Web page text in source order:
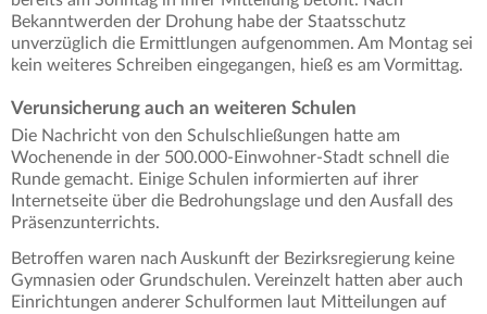
Bekanntwerden der Drohung habe der Staatsschutz
unverzüglich die Ermittlungen aufgenommen. Am Montag sei
kein weiteres Schreiben eingegangen, hieß es am Vormittag.
Verunsicherung auch an weiteren Schulen
Die Nachricht von den Schulschließungen hatte am
Wochenende in der 500.000-Einwohner-Stadt schnell die
Runde gemacht. Einige Schulen informierten auf ihrer
Internetseite über die Bedrohungslage und den Ausfall des
Präsenzunterrichts.
Betroffen waren nach Auskunft der Bezirksregierung keine
Gymnasien oder Grundschulen. Vereinzelt hatten aber auch
Einrichtungen anderer Schulformen laut Mitteilungen auf